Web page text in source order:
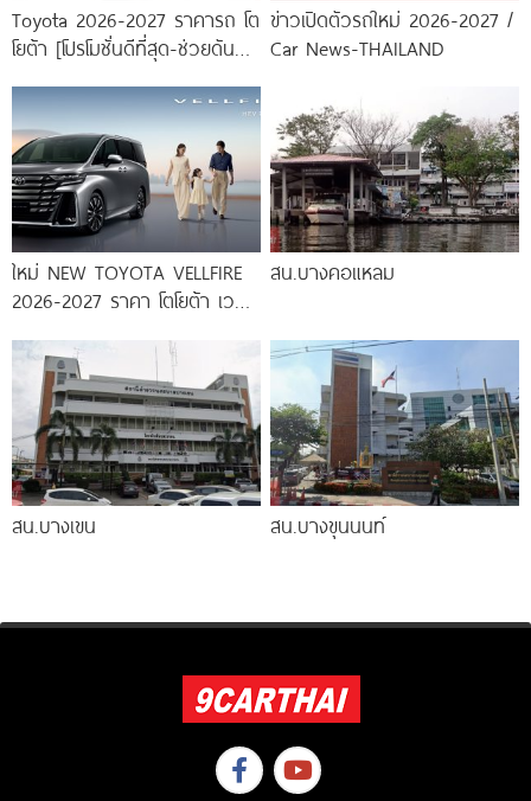
Toyota 2026-2027 ราคารถ โต
โยต้า [โปรโมชั่นดีที่สุด-ช่วยดันทุก
ข่าวเปิดตัวรถใหม่ 2026-2027 /
Car News-THAILAND
ใหม่ NEW TOYOTA VELLFIRE
2026-2027 ราคา โตโยต้า เวล
สน.บางคอแหลม
สน.บางเขน สน.บางขุนนนท์